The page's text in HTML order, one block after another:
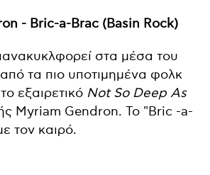
- Bric-a-Brac (Basin Rock)
στα μέσα του
τα πιο υποτιμημένα φολκ
εξαιρετικό Not So Deep As
Myriam Gendron. Το "Bric -a-
τον καιρό.